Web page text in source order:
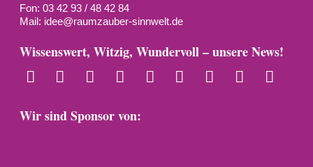
Fon: 03 42 93 / 48 42 84
Mail: idee@raumzauber-sinnwelt.de
Wissenswert, Witzig, Wundervoll – unsere News!
Wir sind Sponsor von: